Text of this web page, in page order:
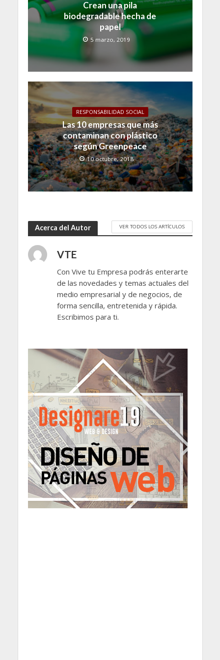
Crean una pila
biodegradable hecha de
papel
5 marzo, 2019
RESPONSABILIDAD SOCIAL
Las 10 empresas que más
contaminan con plástico
según Greenpeace
10 octubre, 2018
Acerca del Autor VER TODOS LOS ARTÍCULOS
VTE
Con Vive tu Empresa podrás enterarte
de las novedades y temas actuales del
medio empresarial y de negocios, de
forma sencilla, entretenida y rápida.
Escribimos para ti.